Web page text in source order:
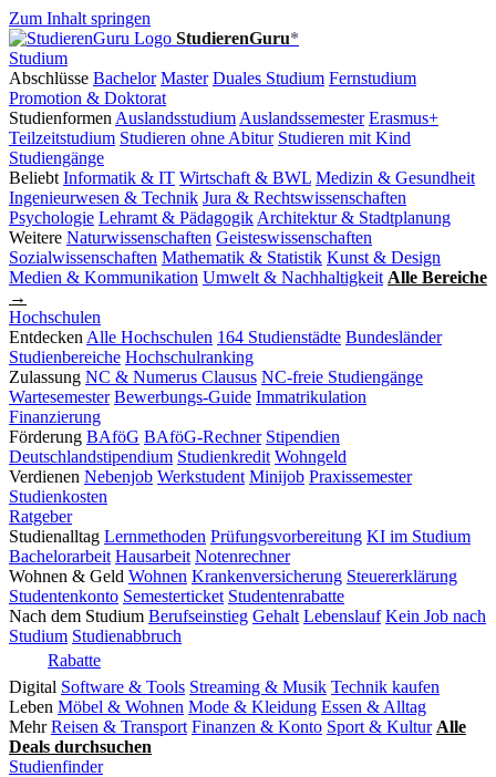
Zum Inhalt springen
StudierenGuru*
Studium
Abschlüsse Bachelor Master Duales Studium Fernstudium
Promotion & Doktorat
Studienformen Auslandsstudium Auslandssemester Erasmus+
Teilzeitstudium Studieren ohne Abitur Studieren mit Kind
Studiengänge
Beliebt Informatik & IT Wirtschaft & BWL Medizin & Gesundheit
Ingenieurwesen & Technik Jura & Rechtswissenschaften
Psychologie Lehramt & Pädagogik Architektur & Stadtplanung
Weitere Naturwissenschaften Geisteswissenschaften
Sozialwissenschaften Mathematik & Statistik Kunst & Design
Medien & Kommunikation Umwelt & Nachhaltigkeit Alle Bereiche
→
Hochschulen
Entdecken Alle Hochschulen 164 Studienstädte Bundesländer
Studienbereiche Hochschulranking
Zulassung NC & Numerus Clausus NC-freie Studiengänge
Wartesemester Bewerbungs-Guide Immatrikulation
Finanzierung
Förderung BAföG BAföG-Rechner Stipendien
Deutschlandstipendium Studienkredit Wohngeld
Verdienen Nebenjob Werkstudent Minijob Praxissemester
Studienkosten
Ratgeber
Studienalltag Lernmethoden Prüfungsvorbereitung KI im Studium
Bachelorarbeit Hausarbeit Notenrechner
Wohnen & Geld Wohnen Krankenversicherung Steuererklärung
Studentenkonto Semesterticket Studentenrabatte
Nach dem Studium Berufseinstieg Gehalt Lebenslauf Kein Job nach
Studium Studienabbruch
Rabatte
Digital Software & Tools Streaming & Musik Technik kaufen
Leben Möbel & Wohnen Mode & Kleidung Essen & Alltag
Mehr Reisen & Transport Finanzen & Konto Sport & Kultur Alle
Deals durchsuchen
Studienfinder